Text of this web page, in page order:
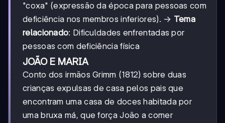
"coxa" (expressão da época para pessoas com
deficiência nos membros inferiores). → Tema
relacionado: Dificuldades enfrentadas por
pessoas com deficiência física
JOÃO E MARIA
Conto dos irmãos Grimm (1812) sobre duas
crianças expulsas de casa pelos pais que
encontram uma casa de doces habitada por
uma bruxa má, que força João a comer